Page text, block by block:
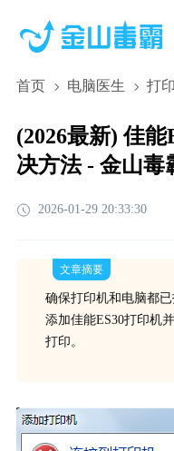
首页 电脑医生 打
(2026最新) 佳
决方法 - 金山毒
2026-01-29 20:33:30
文章摘要
确保打印机和电脑都
添加佳能ES30打印机
打印。